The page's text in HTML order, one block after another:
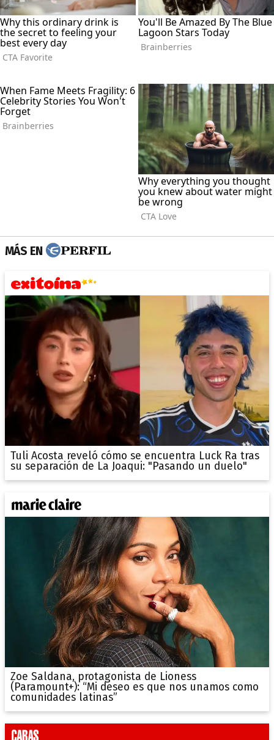
MÁS EN
Tuli Acosta reveló cómo se encuentra Luck Ra tras
su separación de La Joaqui: "Pasando un duelo"
Zoe Saldana, protagonista de Lioness
(Paramount+): “Mi deseo es que nos unamos como
comunidades latinas”